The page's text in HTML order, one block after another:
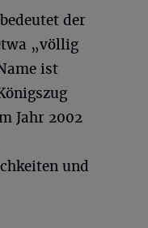
der
„völlig
ist
Jahr 2002
und